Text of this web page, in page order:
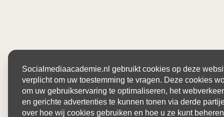
Socialmediaacademie.nl gebruikt cookies op deze
verplicht om uw toestemming te vragen. Deze cookies
om uw gebruikservaring te optimaliseren, het
en gerichte advertenties te kunnen tonen via derde
over hoe wij cookies gebruiken en hoe u ze kunt